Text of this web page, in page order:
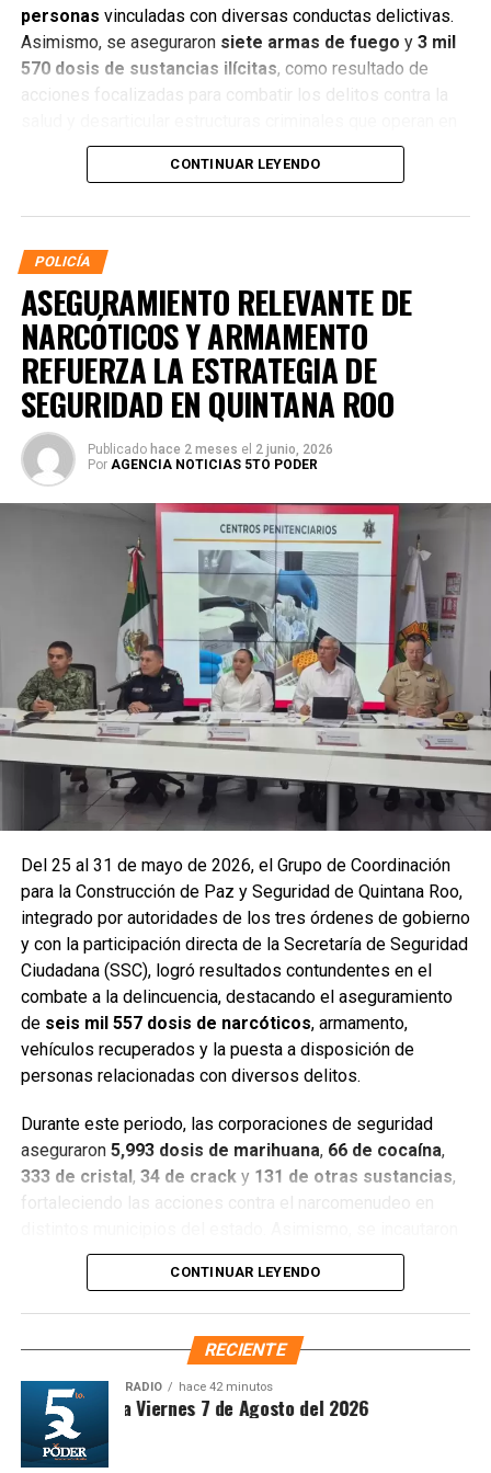
personas vinculadas con diversas conductas delictivas.
Asimismo, se aseguraron siete armas de fuego y 3 mil
570 dosis de sustancias ilícitas, como resultado de
acciones focalizadas para combatir los delitos contra la
distintos municipios.
La coordinación tecnológica del C5 y el despliegue
operativo en campo permitieron la recuperación de105
relacionados con reportes de robo o probables
hechos delictivos. Además, se realizaron
24 mil 622
revisiones preventivasa personas y unidades
vehiculares, reforzando la vigilancia en zonas estratégicas
y puntos de alta movilidad.
Entre las acciones destacadas se encuentran detenciones
relevantes en
Benito Juárez, Lázaro Cárdenas y Tulum
donde autoridades federales y estatales aseguraron
narcóticos, vehículos y cumplimentaron órdenes de
aprehensión contra personas presuntamente vinculadas
con delitos de alto impacto.
constantes, fortalecer la coordinación interinstitucional y
garantizar condiciones de seguridad, paz y bienestar para
CONTINUAR LEYENDO
POLICÍA
ASEGURAMIENTO RELEVANTE DE
NARCÓTICOS Y ARMAMENTO
REFUERZA LA ESTRATEGIA DE
SEGURIDAD EN QUINTANA ROO
Publicado hace 2 meses el 2 junio, 2026
Por AGENCIA NOTICIAS 5TO PODER
Del 25 al 31 de mayo de 2026, el Grupo de Coordinación
para la Construcción de Paz y Seguridad de Quintana Roo,
integrado por autoridades de los tres órdenes de gobierno
y con la participación directa de la Secretaría de Seguridad
Ciudadana (SSC), logró resultados contundentes en el
combate a la delincuencia, destacando el aseguramiento
de seis mil 557 dosis de narcóticos, armamento,
vehículos recuperados y la puesta a disposición de
personas relacionadas con diversos delitos.
Durante este periodo, las corporaciones de seguridad
aseguraron 5,993 dosis de marihuana, 66 de cocaína,
333 de cristal, 34 de crack y 131 de otras sustancias,
fortaleciendo las acciones contra el narcomenudeo en
seis armas cortas, una réplica,cuatro armas blancas
130 cartuchos, lo que representa un
Gracias a la coordinación tecnológica del C5 y al trabajo
operativo en campo, se recuperaron
automóviles y motocicletas. De estos,25 unidades
vinculadas con probables delitos;
abandonadas con reporte de robo;
CONTINUAR LEYENDO
RECIENTE
RADIO hace 42 minutos
Matutina Viernes 7 de Agosto del 2026